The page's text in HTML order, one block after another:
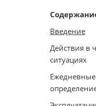
Введение
Действия в
ситуациях